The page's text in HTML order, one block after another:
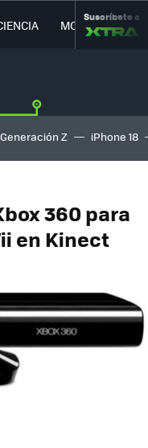
MOVILIDAD
Suscríbete a
Generación Z iPhone 18
360 para
en Kinect